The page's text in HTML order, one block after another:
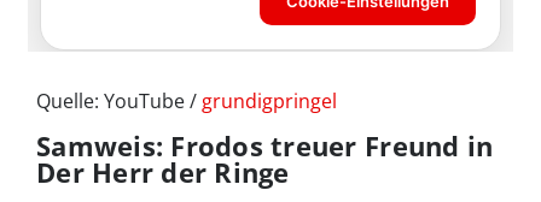
Quelle: YouTube / grundigpringel
Samweis: Frodos treuer Freund in
Der Herr der Ringe